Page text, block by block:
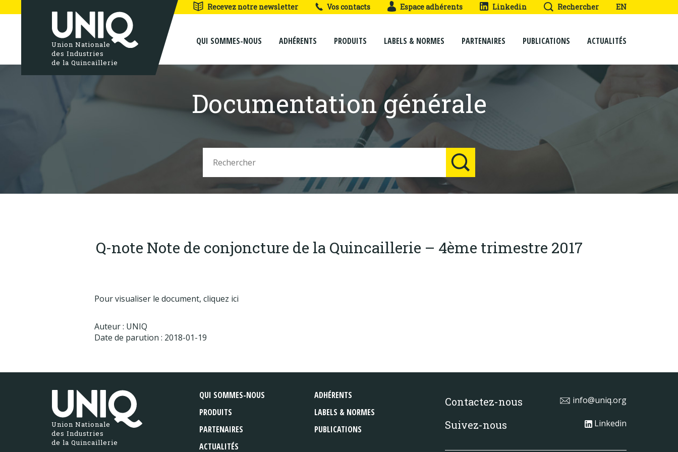
Union Nationale
des Industries
de la Quincaillerie
Recevez notre newsletter Vos contacts Espace adhérents Linkedin Rechercher EN
QUI SOMMES-NOUS ADHÉRENTS PRODUITS LABELS & NORMES PARTENAIRES PUBLICATIONS ACTUALITÉS
Documentation générale
Q-note Note de conjoncture de la Quincaillerie – 4ème trimestre 2017
Pour visualiser le document, cliquez ici
Auteur : UNIQ
Date de parution : 2018-01-19
Union Nationale
des Industries
de la Quincaillerie
QUI SOMMES-NOUS
ADHÉRENTS
PRODUITS
LABELS & NORMES
PARTENAIRES
PUBLICATIONS
ACTUALITÉS
Contactez-nous info@uniq.org
Suivez-nous Linkedin